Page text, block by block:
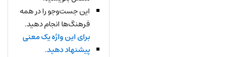
این جست‌وجو را در همه
فرهنگ‌ها انجام دهید.
برای این واژه یک معنی
پیشنهاد دهید.